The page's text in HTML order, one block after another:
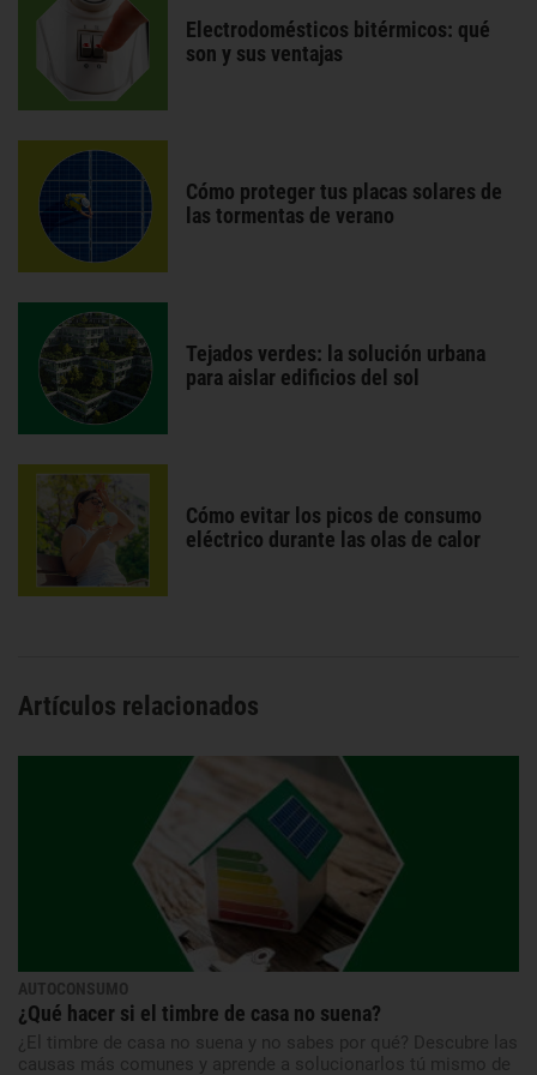
Electrodomésticos bitérmicos: qué
son y sus ventajas
Cómo proteger tus placas solares de
las tormentas de verano
Tejados verdes: la solución urbana
para aislar edificios del sol
Cómo evitar los picos de consumo
eléctrico durante las olas de calor
Artículos relacionados
AUTOCONSUMO
¿Qué hacer si el timbre de casa no suena?
¿El timbre de casa no suena y no sabes por qué? Descubre las
causas más comunes y aprende a solucionarlos tú mismo de